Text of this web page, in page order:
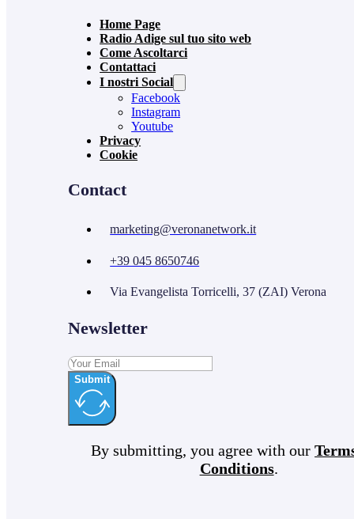
Home Page
Radio Adige sul tuo sito web
Come Ascoltarci
Contattaci
I nostri Social
Facebook
Instagram
Youtube
Privacy
Cookie
Contact
marketing@veronanetwork.it
+39 045 8650746
Via Evangelista Torricelli, 37 (ZAI) Verona
Newsletter
Submit
By submitting, you agree with our
Conditions.